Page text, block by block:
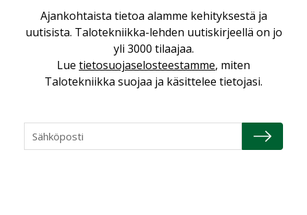
NÄKÖKULMIA
Puheista tekoihin – uusin teknologia
käyttöön kiinteistöissä
KOLUMNI
KOLUMNI
Yli miljoona kotia on vailla toimivaa
Ajankohtaista tietoa alamme kehityksestä ja
uutisista. Talotekniikka-lehden uutiskirjeellä on jo
yli 3000 tilaajaa.
Lue tietosuojaselosteestamme, miten
Talotekniikka suojaa ja käsittelee tietojasi.